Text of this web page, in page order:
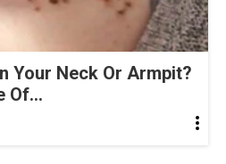
Your Neck Or Armpit?
Of...